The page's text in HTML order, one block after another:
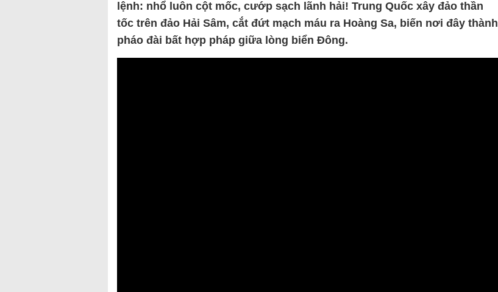
lệnh: nhổ luôn cột mốc, cướp sạch lãnh hải! Trung Quốc xây đảo thần
tốc trên đảo Hải Sâm, cắt đứt mạch máu ra Hoàng Sa, biến nơi đây thành
pháo đài bất hợp pháp giữa lòng biển Đông.